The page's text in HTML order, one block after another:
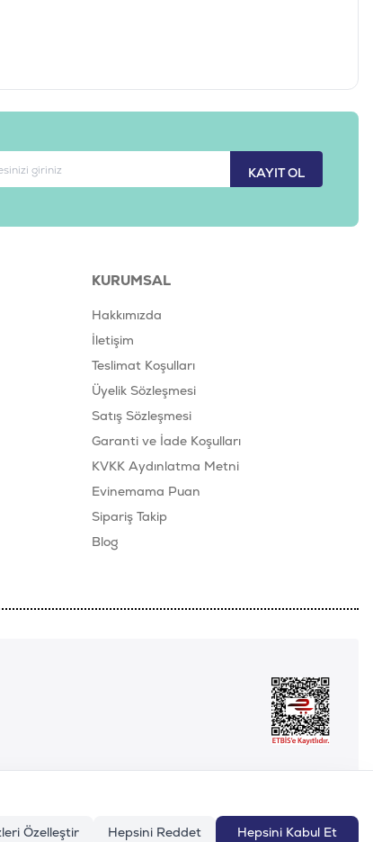
KAYIT OL
KURUMSAL
Hakkımızda
İletişim
Teslimat Koşulları
Üyelik Sözleşmesi
Satış Sözleşmesi
Garanti ve İade Koşulları
KVKK Aydınlatma Metni
Evinemama Puan
Sipariş Takip
Blog
Özelleştir Hepsini Reddet Hepsini Kabul Et